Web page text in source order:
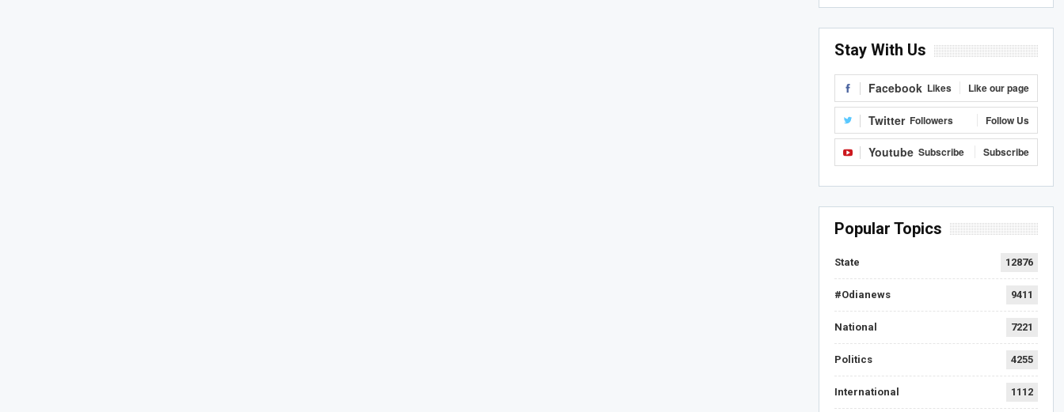
Stay With Us
Facebook Likes Like our page
Twitter Followers Follow Us
Youtube Subscribe Subscribe
Popular Topics
State 12876
#Odianews 9411
National 7221
Politics 4255
International 1112